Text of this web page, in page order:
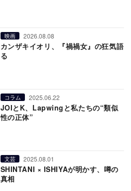
映画 2026.08.08
カンザキイオリ、『禍禍女』の狂気語
る
コラム 2025.06.22
JOIとK、Lapwingと私たちの“類似
性の正体”
文芸 2025.08.01
SHINTANI × ISHIYAが明かす、噂の
真相